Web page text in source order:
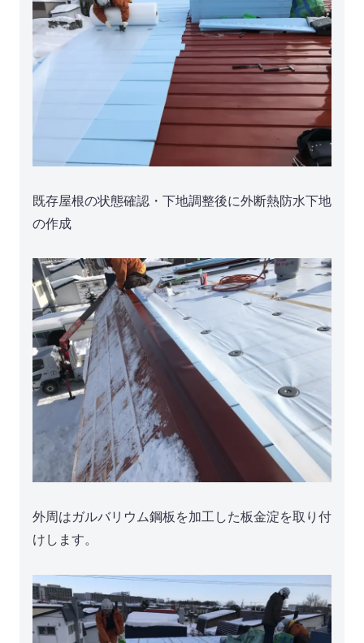
既存屋根の状態確認・下地調整後に外断熱防水下地
の作成
外周はガルバリウム鋼板を加工した板金淀を取り付
けします。